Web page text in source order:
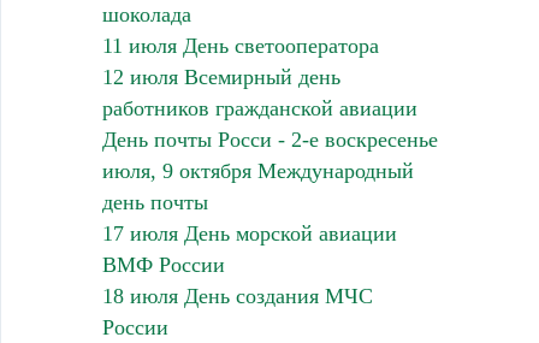
шоколада
11 июля День светооператора
12 июля Всемирный день
работников гражданской авиации
День почты Росси - 2-е воскресенье
июля, 9 октября Международный
день почты
17 июля День морской авиации
ВМФ России
18 июля День создания МЧС
России